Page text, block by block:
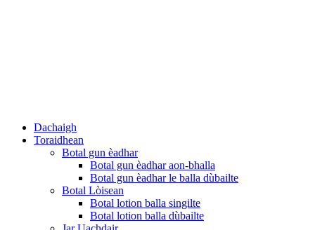
Dachaigh
Toraidhean
Botal gun èadhar
Botal gun èadhar aon-bhalla
Botal gun èadhar le balla dùbailte
Botal Lòisean
Botal lotion balla singilte
Botal lotion balla dùbailte